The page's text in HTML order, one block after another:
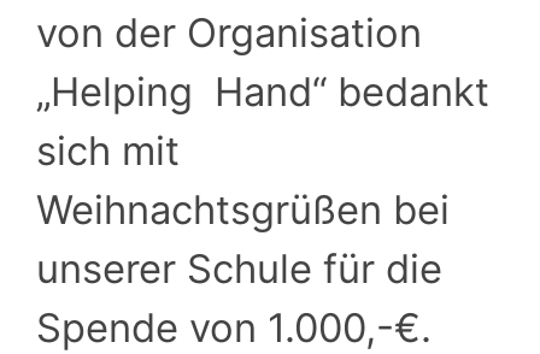
von der Organisation
„Helping Hand“ bedankt
sich mit
Weihnachtsgrüßen bei
unserer Schule für die
Spende von 1.000,-€.